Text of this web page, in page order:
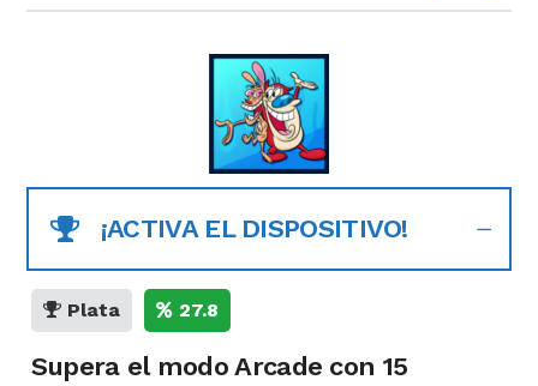
¡ACTIVA EL DISPOSITIVO!
Plata 27.8
Supera el modo Arcade con 15